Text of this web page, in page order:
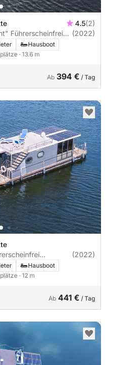
4.5(2)
Führerscheinfrei
(2022)
Hausboot
· 13.6 m
Ab 394 € / Tag
(2022)
Hausboot
· 12 m
Ab 441 € / Tag